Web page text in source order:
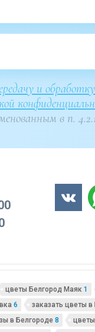
и
в п.
цветы Белгород Маяк 1
6 заказать цветы в
в Белгороде 8